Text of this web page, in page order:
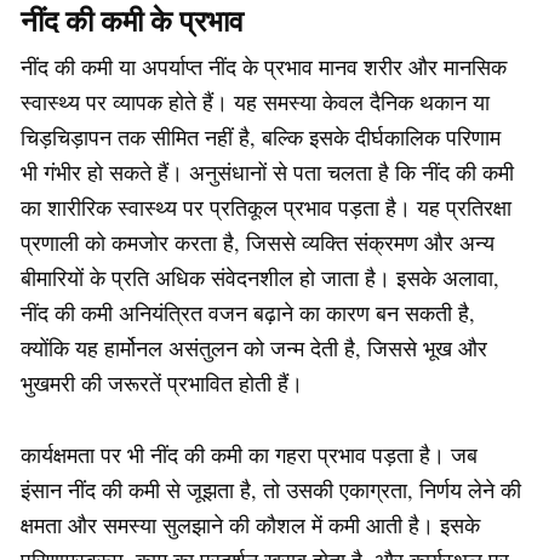
नींद की कमी के प्रभाव
नींद की कमी या अपर्याप्त नींद के प्रभाव मानव शरीर और मानसिक
स्वास्थ्य पर व्यापक होते हैं। यह समस्या केवल दैनिक थकान या
चिड़चिड़ापन तक सीमित नहीं है, बल्कि इसके दीर्घकालिक परिणाम
भी गंभीर हो सकते हैं। अनुसंधानों से पता चलता है कि नींद की कमी
का शारीरिक स्वास्थ्य पर प्रतिकूल प्रभाव पड़ता है। यह प्रतिरक्षा
प्रणाली को कमजोर करता है, जिससे व्यक्ति संक्रमण और अन्य
बीमारियों के प्रति अधिक संवेदनशील हो जाता है। इसके अलावा,
नींद की कमी अनियंत्रित वजन बढ़ाने का कारण बन सकती है,
क्योंकि यह हार्मोनल असंतुलन को जन्म देती है, जिससे भूख और
भुखमरी की जरूरतें प्रभावित होती हैं।
कार्यक्षमता पर भी नींद की कमी का गहरा प्रभाव पड़ता है। जब
इंसान नींद की कमी से जूझता है, तो उसकी एकाग्रता, निर्णय लेने की
क्षमता और समस्या सुलझाने की कौशल में कमी आती है। इसके